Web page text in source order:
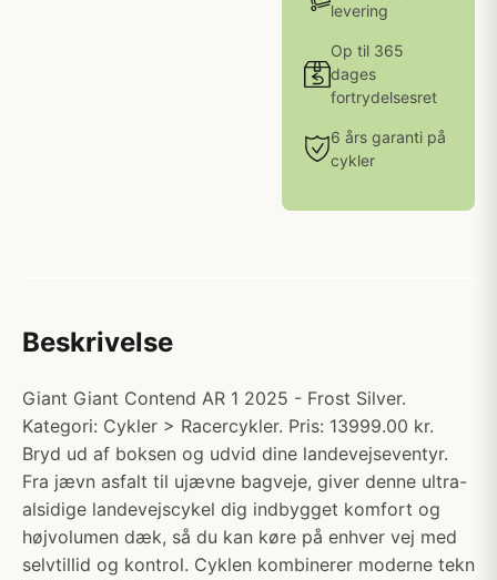
levering
Op til 365
dages
fortrydelsesret
6 års garanti på
cykler
Beskrivelse
Giant Giant Contend AR 1 2025 - Frost Silver.
Kategori: Cykler > Racercykler. Pris: 13999.00 kr.
Bryd ud af boksen og udvid dine landevejseventyr.
Fra jævn asfalt til ujævne bagveje, giver denne ultra-
alsidige landevejscykel dig indbygget komfort og
højvolumen dæk, så du kan køre på enhver vej med
selvtillid og kontrol. Cyklen kombinerer moderne tekn